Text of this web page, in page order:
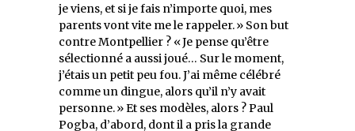
je viens, et si je fais n’importe quoi, mes
parents vont vite me le rappeler. » Son but
contre Montpellier ? « Je pense qu’être
sélectionné a aussi joué… Sur le moment,
j’étais un petit peu fou. J’ai même célébré
comme un dingue, alors qu’il n’y avait
personne. » Et ses modèles, alors ? Paul
Pogba, d’abord, dont il a pris la grande